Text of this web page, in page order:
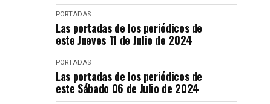
PORTADAS
Las portadas de los periódicos de
este Jueves 11 de Julio de 2024
PORTADAS
Las portadas de los periódicos de
este Sábado 06 de Julio de 2024